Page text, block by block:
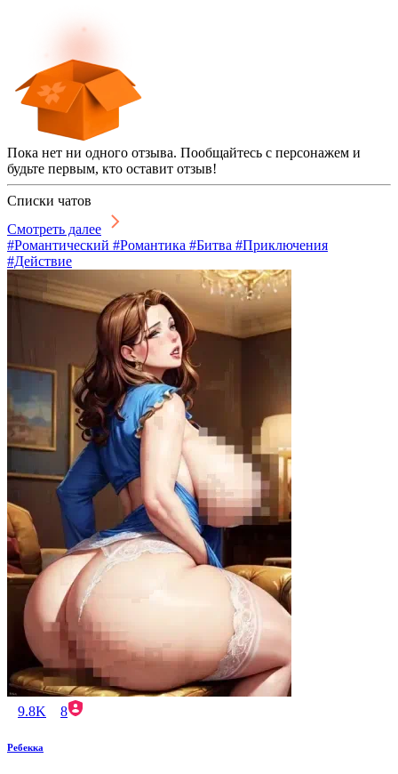
Пока нет ни одного отзыва. Пообщайтесь с персонажем и
будьте первым, кто оставит отзыв!
Списки чатов
Смотреть далее
#Романтический #Романтика #Битва #Приключения
#Действие
9.8K 8
Ребекка